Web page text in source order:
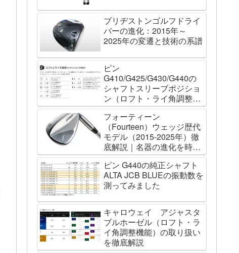
ブリヂストンゴルフドライ
バーの進化：2015年～
2025年の変遷と技術の系譜
ピン
G410/G425/G430/G440の
シャフトスリーブポジショ
ン（ロフト・ライ角調整機
能）について
フォーティーン
（Fourteen）ウェッジ歴代
モデル（2015-2025年）徹
底解説｜名器の進化を時系
列で辿る
ピン G440の純正シャフト
ALTA JCB BLUEの振動数を
測ってみました
キャロウェイ アジャスタ
ブルホーゼル（ロフト・ラ
イ角調整機能）の取り扱い
を徹底解説